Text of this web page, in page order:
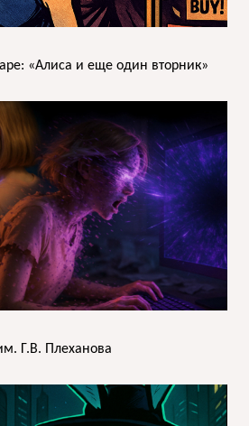
«Алиса и еще один вторник»
Г.В. Плеханова